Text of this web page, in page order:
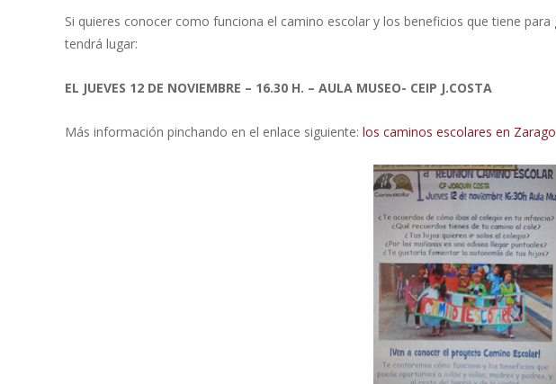
Si quieres conocer como funciona el camino escolar y los beneficios que tiene
tendrá lugar:
EL JUEVES 12 DE NOVIEMBRE – 16.30 H. – AULA MUSEO- CEIP J.COSTA
Más información pinchando en el enlace siguiente: los caminos escolares en